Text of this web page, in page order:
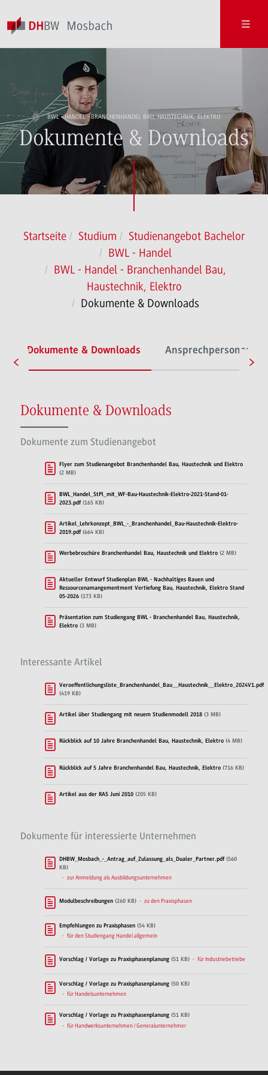
BWL - HANDEL - BRANCHENHANDEL BAU, HAUSTECHNIK, ELEKTRO
Dokumente & Downloads
Startseite Studium
Studienangebot Bachelor
BWL - Handel
BWL - Handel - Branchenhandel Bau,
Haustechnik, Elektro
Dokumente & Downloads
Dokumente & Downloads Ansprechpersonen
Dokumente & Downloads
Dokumente zum Studienangebot
Flyer zum Studienangebot Branchenhandel Bau, Haustechnik und Elektro
(2 MB)
BWL_Handel_StPl_mit_WF-Bau-Haustechnik-Elektro-2021-Stand-01-
2023.pdf(165 KB)
Artikel_Lehrkonzept_BWL_-_Branchenhandel_Bau-Haustechnik-Elektro-
2019.pdf(664 KB)
Werbebroschüre Branchenhandel Bau, Haustechnik und Elektro (2 MB)
Aktueller Entwurf Studienplan BWL - Nachhaltiges Bauen und
Ressourcenamangementment Vertiefung Bau, Haustechnik, Elektro Stand
05-2026 (173 KB)
Präsentation zum Studiengang BWL - Branchenhandel Bau, Haustechnik,
Elektro(3 MB)
Interessante Artikel
Veroeffentlichungsliste_Branchenhandel_Bau__Haustechnik__Elektro_2024V1.pdf
(419 KB)
Artikel über Studiengang mit neuem Studienmodell 2018 (3 MB)
Rückblick auf 10 Jahre Branchenhandel Bau, Haustechnik, Elektro (4 MB)
Rückblick auf 5 Jahre Branchenhandel Bau, Haustechnik, Elektro (716 KB)
Artikel aus der RAS Juni 2010 (205 KB)
Dokumente für interessierte Unternehmen
DHBW_Mosbach_-_Antrag_auf_Zulassung_als_Dualer_Partner.pdf(560
KB)
zur Anmeldung als Ausbildungsunternehmen
Modulbeschreibungen (260 KB) zu den Praxisphasen
Empfehlungen zu Praxisphasen (54 KB)
für den Studiengang Handel allgemein
Vorschlag / Vorlage zu Praxisphasenplanung (51 KB) für Industriebetriebe
Vorschlag / Vorlage zu Praxisphasenplanung (50 KB)
für Handelsunternehmen
Vorschlag / Vorlage zu Praxisphasenplanung (51 KB)
für Handwerksunternehmen / Generalunternehmer